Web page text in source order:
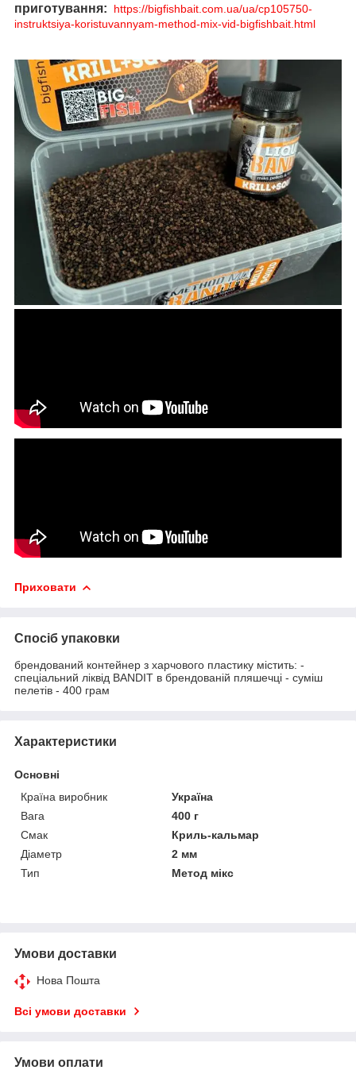
приготування:
https://bigfishbait.com.ua/ua/cp105750-
instruktsiya-koristuvannyam-method-mix-vid-bigfishbait.html
Приховати
Спосіб упаковки
брендований контейнер з харчового пластику містить: -
спеціальний ліквід BANDIT в брендованій пляшечці - суміш
пелетів - 400 грам
Характеристики
Основні
Країна виробник
Україна
Вага
400 г
Смак
Криль-кальмар
Діаметр
2 мм
Тип
Метод мікс
Умови доставки
Нова Пошта
Всі умови доставки
Умови оплати